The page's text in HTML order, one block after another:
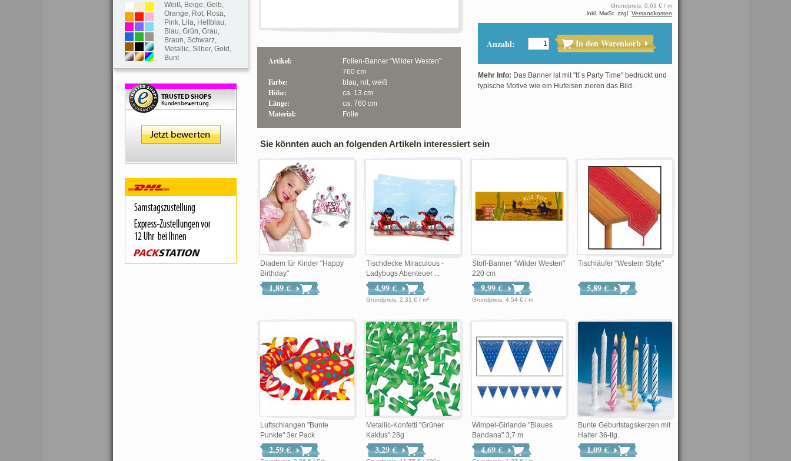
Grundpreis: 0,63 € / m
inkl. MwSt. zzgl. Versandkosten
Anzahl: In den Warenkorb
Mehr Info: Das Banner ist mit "It´s Party Time" bedruckt und
typische Motive wie ein Hufeisen zieren das Bild.
Artikel:
Folien-Banner "Wilder Westen"
760 cm
Farbe: blau, rot, weiß
Höhe: ca. 13 cm
Länge: ca. 760 cm
Material: Folie
Sie könnten auch an folgenden Artikeln interessiert sein
Diadem für Kinder "Happy
Birthday"
1,89 €
Tischdecke Miraculous -
Ladybugs Abenteuer ...
4,99 €
Grundpreis: 2,31 € / m²
Stoff-Banner "Wilder Westen"
220 cm
9,99 €
Grundpreis: 4,54 € / m
Tischläufer "Western Style"
5,89 €
Luftschlangen "Bunte
Punkte" 3er Pack
2,59 €
Metallic-Konfetti "Grüner
Kaktus" 28g
3,29 €
Wimpel-Girlande "Blaues
Bandana" 3,7 m
4,69 €
Bunte Geburtstagskerzen mit
Halter 36-tlg.
1,09 €
Weiß, Beige, Gelb,
Orange, Rot, Rosa,
Pink, Lila, Hellblau,
Blau, Grün, Grau,
Braun, Schwarz,
Metallic, Silber, Gold ,
Bunt